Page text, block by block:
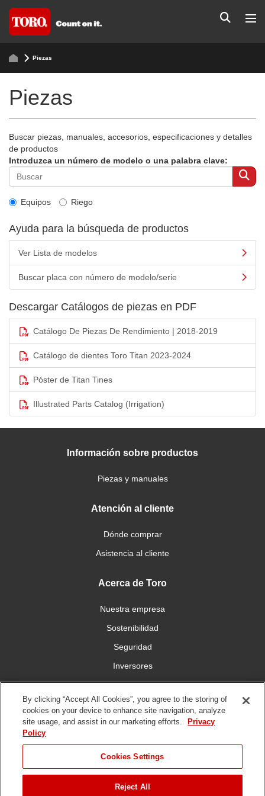
Piezas
Piezas
Buscar piezas, manuales, accesorios, especificaciones y detalles
de productos
Introduzca un número de modelo o una palabra clave:
Equipos Riego
Ayuda para la búsqueda de productos
Ver Lista de modelos
Buscar placa con número de modelo/serie
Descargar Catálogos de piezas en PDF
Catálogo De Piezas De Rendimiento | 2018-2019
Catálogo de dientes Toro Titan 2023-2024
Póster de Titan Tines
Illustrated Parts Catalog (Irrigation)
Información sobre productos
Piezas y manuales
Atención al cliente
Dónde comprar
Asistencia al cliente
Acerca de Toro
Nuestra empresa
Sostenibilidad
Seguridad
Inversores
Trabajo
Conéctese con nosotros
Política de
By clicking “Accept All Cookies”, you agree to the storing of
cookies on your device to enhance site navigation, analyze
site usage, and assist in our marketing efforts.
Privacy
Policy
Cookies Settings
Reject All